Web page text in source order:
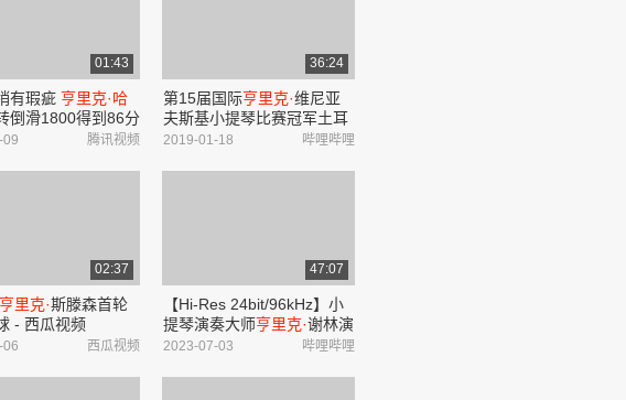
01:43
有瑕疵 亨里克·哈
倒滑1800得到86分
腾讯视频
09
36:24
第15届国际亨里克·维尼亚
夫斯基小提琴比赛冠军土耳
其Veriko Tchumburidze菲莉
哔哩哔哩
2019-01-18
02:37
亨里克·斯滕森首轮
- 西瓜视频
西瓜视频
06
47:07
【Hi-Res 24bit/96kHz】小
提琴演奏大师亨里克·谢林演
奏弗里茨·克莱斯勒的作品
哔哩哔哩
2023-07-03